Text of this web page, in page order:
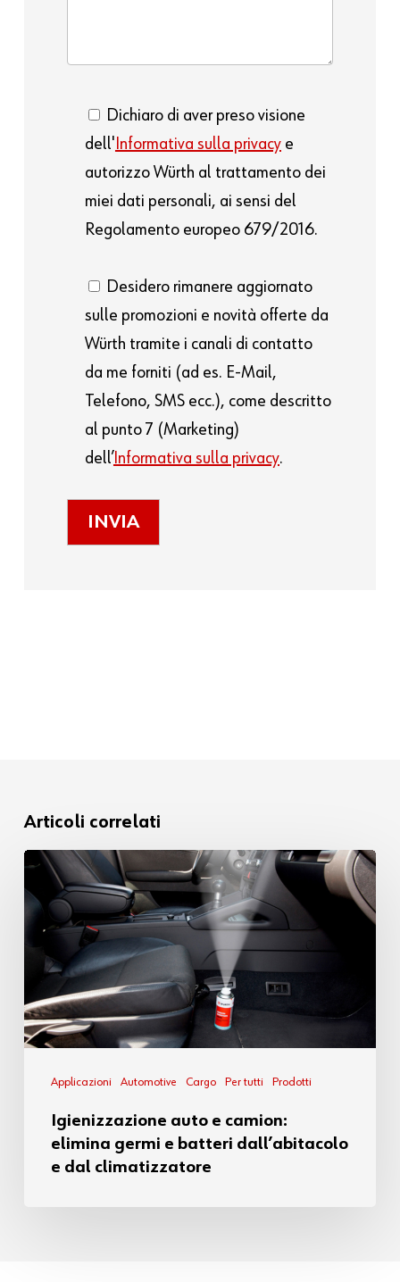
Dichiaro di aver preso visione
dell' Informativa sulla privacye
autorizzo Würth al trattamento dei
miei dati personali, ai sensi del
Regolamento europeo 679/2016.
Desidero rimanere aggiornato
sulle promozioni e novità offerte da
Würth tramite i canali di contatto
da me forniti (ad es. E-Mail,
Telefono, SMS ecc.), come descritto
al punto 7 (Marketing)
dell’Informativa sulla privacy.
Articoli correlati
Applicazioni Automotive Cargo Per tutti Prodotti
Igienizzazione auto e camion:
elimina germi e batteri dall’abitacolo
e dal climatizzatore